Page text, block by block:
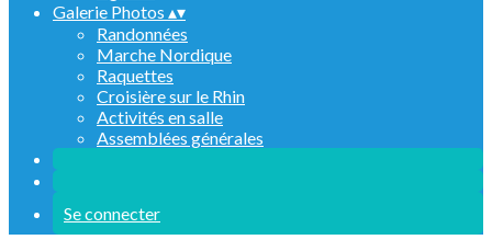
Galerie Photos ▴▾
Randonnées
Marche Nordique
Raquettes
Croisière sur le Rhin
Activités en salle
Assemblées générales
Se connecter